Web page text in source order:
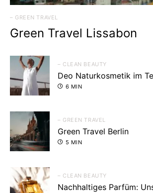
– GREEN TRAVEL
Green Travel Lissabon
– CLEAN BEAUTY
Deo Naturkosmetik im
6 MIN
– GREEN TRAVEL
Green Travel Berlin
5 MIN
– CLEAN BEAUTY
Nachhaltiges Parfüm: